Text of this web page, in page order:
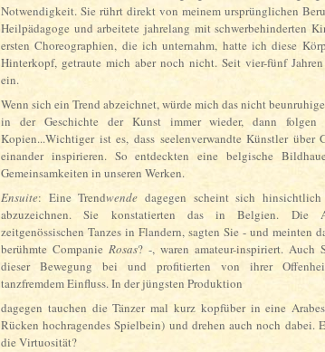
Notwendigkeit. Sie rührt direkt von meinem ursprünglichen
Heilpädagoge und arbeitete jahrelang mit schwerbehinderten
ersten Choreographien, die ich unternahm, hatte ich diese
Hinterkopf, getraute mich aber noch nicht. Seit vier-fünf
ein.
Wenn sich ein Trend abzeichnet, würde mich das nicht
in der Geschichte der Kunst immer wieder, dann folgen
Kopien...Wichtiger ist es, dass seelenverwandte Künstler über
einander inspirieren. So entdeckten eine belgische
Gemeinsamkeiten in unseren Werken.
Ensuite: Eine Trendwende dagegen scheint sich
abzuzeichnen. Sie konstatierten das in Belgien. Die
zeitgenössischen Tanzes in Flandern, sagten Sie - und meinten
berühmte Companie Rosas? -, waren amateur-inspiriert. Auch
dieser Bewegung bei und profitierten von ihrer
tanzfremdem Einfluss. In der jüngsten Produktion
dagegen tauchen die Tänzer mal kurz kopfüber in eine
Rücken hochragendes Spielbein) und drehen auch noch dabei.
die Virtuosität?